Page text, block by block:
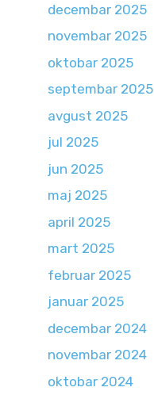
decembar 2025
novembar 2025
oktobar 2025
septembar 2025
avgust 2025
jul 2025
jun 2025
maj 2025
april 2025
mart 2025
februar 2025
januar 2025
decembar 2024
novembar 2024
oktobar 2024